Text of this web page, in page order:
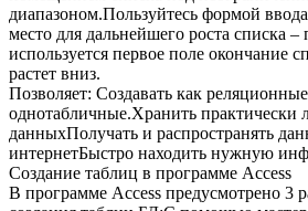
диапазоном.Пользуйтесь формой
место для дальнейшего роста списка
используется первое поле окончание
растет вниз.
Позволяет: Создавать как
однотабличные.Хранить
данныхПолучать и распространять
интернетБыстро находить нужную
Создание таблиц в программе Access
В программе Access предусмотрено 3